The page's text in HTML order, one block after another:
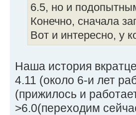
6.5, но и
Конечно, сначала
Вот и интересно, у
Наша история
4.11 (около 6-и лет
(прижилось и
>6.0(переходим